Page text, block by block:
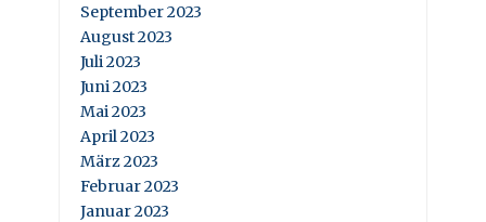
September 2023
August 2023
Juli 2023
Juni 2023
Mai 2023
April 2023
März 2023
Februar 2023
Januar 2023